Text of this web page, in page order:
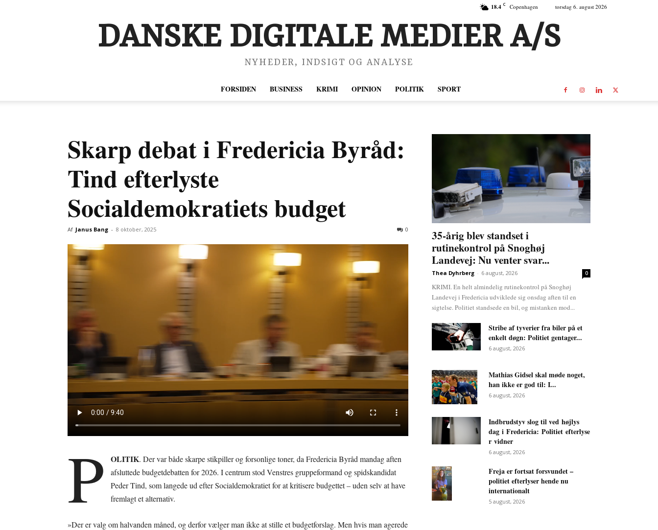
18.4 C Copenhagen torsdag 6. august 2026
DANSKE DIGITALE MEDIER A/S
NYHEDER, INDSIGT OG ANALYSE
FORSIDEN BUSINESS KRIMI OPINION POLITIK SPORT
Skarp debat i Fredericia Byråd:
Tind efterlyste
Socialdemokratiets budget
Af Janus Bang - 8 oktober, 2025 0
P OLITIK. Der var både skarpe stikpiller og forsonlige toner, da Fredericia Byråd mandag aften
afsluttede budgetdebatten for 2026. I centrum stod Venstres gruppeformand og spidskandidat
Peder Tind, som langede ud efter Socialdemokratiet for at kritisere budgettet – uden selv at have
fremlagt et alternativ.
»Der er valg om halvanden måned, og derfor vælger man ikke at stille et budgetforslag. Men hvis man agerede
35-årig blev standset i
rutinekontrol på Snoghøj
Landevej: Nu venter svar...
Thea Dyhrberg - 6 august, 2026 0
KRIMI. En helt almindelig rutinekontrol på Snoghøj
Landevej i Fredericia udviklede sig onsdag aften til en
sigtelse. Politiet standsede en bil, og mistanken mod...
Stribe af tyverier fra biler på et
enkelt døgn: Politiet gentager...
6 august, 2026
Mathias Gidsel skal møde noget,
han ikke er god til: I...
6 august, 2026
Indbrudstyv slog til ved højlys
dag i Fredericia: Politiet efterlyse
r vidner
6 august, 2026
Freja er fortsat forsvundet –
politiet efterlyser hende nu
internationalt
5 august, 2026